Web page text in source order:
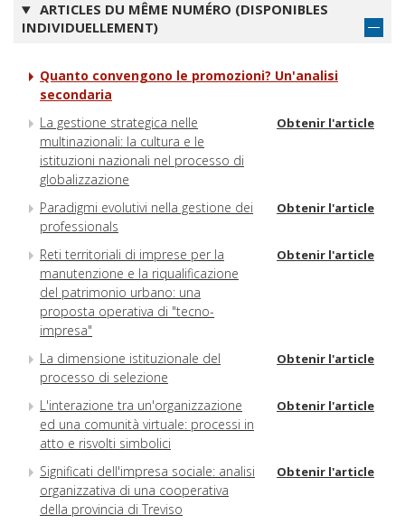
ARTICLES DU MÊME NUMÉRO (DISPONIBLES
INDIVIDUELLEMENT)
Quanto convengono le promozioni? Un'analisi
secondaria
La gestione strategica nelle
multinazionali: la cultura e le
istituzioni nazionali nel processo di
globalizzazione
Obtenir l'article
Paradigmi evolutivi nella gestione dei
professionals
Obtenir l'article
Reti territoriali di imprese per la
manutenzione e la riqualificazione
del patrimonio urbano: una
proposta operativa di "tecno-
impresa"
Obtenir l'article
La dimensione istituzionale del
processo di selezione
Obtenir l'article
L'interazione tra un'organizzazione
ed una comunità virtuale: processi in
atto e risvolti simbolici
Obtenir l'article
Significati dell'impresa sociale: analisi
organizzativa di una cooperativa
della provincia di Treviso
Obtenir l'article